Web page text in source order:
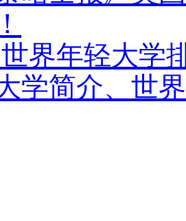
世界年轻大学
学简介、世